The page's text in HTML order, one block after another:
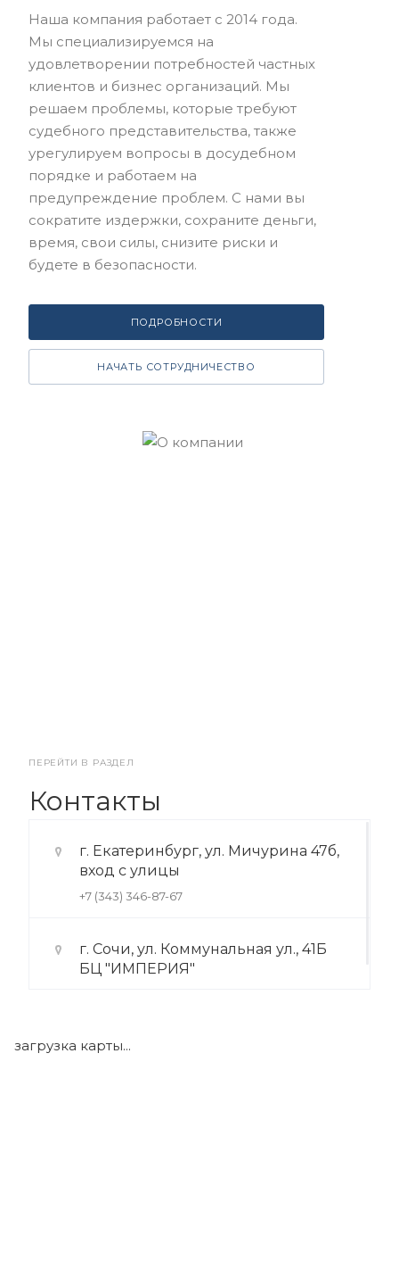
Наша компания работает с 2014 года.
Мы специализируемся на
удовлетворении потребностей частных
клиентов и бизнес организаций. Мы
решаем проблемы, которые требуют
судебного представительства, также
урегулируем вопросы в досудебном
порядке и работаем на
предупреждение проблем. С нами вы
сократите издержки, сохраните деньги,
время, свои силы, снизите риски и
будете в безопасности.
ПОДРОБНОСТИ
НАЧАТЬ СОТРУДНИЧЕСТВО
ПЕРЕЙТИ В РАЗДЕЛ
Контакты
г. Екатеринбург, ул. Мичурина 47б,
вход с улицы
+7 (343) 346-87-67
г. Сочи, ул. Коммунальная ул., 41Б
БЦ "ИМПЕРИЯ"
загрузка карты...